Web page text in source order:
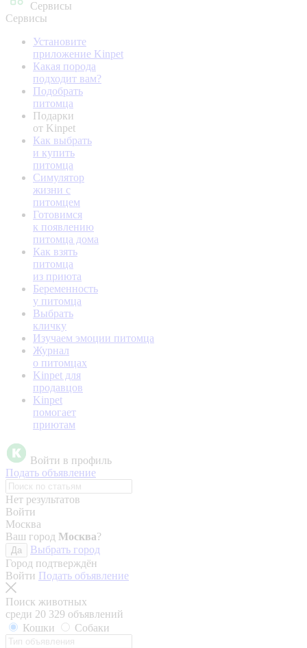
Сервисы
Сервисы
Установите
приложение Kinpet
Какая порода
подходит вам?
Подобрать
питомца
Подарки
от Kinpet
Как выбрать
и купить
питомца
Симулятор
жизни с
питомцем
Готовимся
к появлению
питомца дома
Как взять
питомца
из приюта
Беременность
у питомца
Выбрать
кличку
Изучаем эмоции питомца
Журнал
о питомцах
Kinpet для
продавцов
Kinpet
помогает
приютам
Войти в профиль
Подать объявление
Нет результатов
Войти
Москва
Ваш город Москва?
Да
Выбрать город
Город подтверждён
Войти Подать объявление
Поиск животных
среди 20 329 объявлений
Кошки
Собаки